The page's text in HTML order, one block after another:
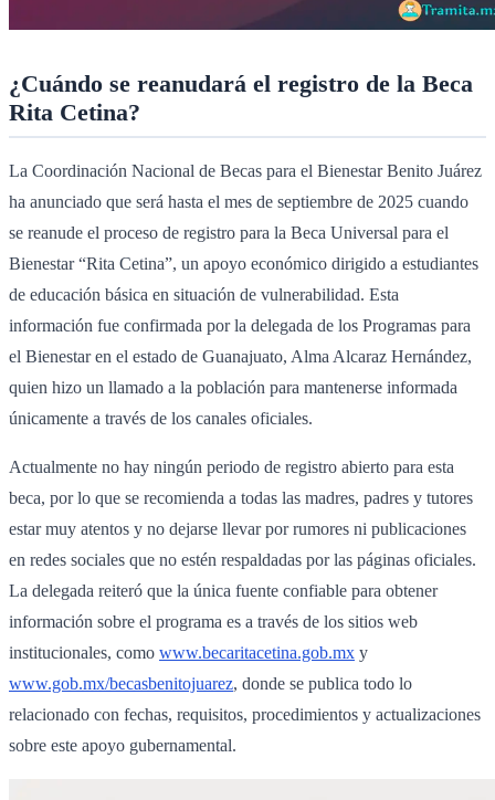
¿Cuándo se reanudará el registro de la Beca
Rita Cetina?
La Coordinación Nacional de Becas para el Bienestar Benito Juárez
ha anunciado que será hasta el mes de septiembre de 2025 cuando
se reanude el proceso de registro para la Beca Universal para el
Bienestar “Rita Cetina”, un apoyo económico dirigido a estudiantes
de educación básica en situación de vulnerabilidad. Esta
información fue confirmada por la delegada de los Programas para
el Bienestar en el estado de Guanajuato, Alma Alcaraz Hernández,
quien hizo un llamado a la población para mantenerse informada
únicamente a través de los canales oficiales.
Actualmente no hay ningún periodo de registro abierto para esta
beca, por lo que se recomienda a todas las madres, padres y tutores
estar muy atentos y no dejarse llevar por rumores ni publicaciones
en redes sociales que no estén respaldadas por las páginas oficiales.
La delegada reiteró que la única fuente confiable para obtener
información sobre el programa es a través de los sitios web
institucionales, como www.becaritacetina.gob.mx y
www.gob.mx/becasbenitojuarez, donde se publica todo lo
relacionado con fechas, requisitos, procedimientos y actualizaciones
sobre este apoyo gubernamental.